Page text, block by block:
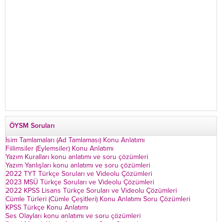
ÖYSM Soruları
İsim Tamlamaları (Ad Tamlaması) Konu Anlatımı
Fiilimsiler (Eylemsiler) Konu Anlatımı
Yazım Kuralları konu anlatımı ve soru çözümleri
Yazım Yanlışları konu anlatımı ve soru çözümleri
2022 TYT Türkçe Soruları ve Videolu Çözümleri
2023 MSÜ Türkçe Soruları ve Videolu Çözümleri
2022 KPSS Lisans Türkçe Soruları ve Videolu Çözümleri
Cümle Türleri (Cümle Çeşitleri) Konu Anlatımı Soru Çözümleri
KPSS Türkçe Konu Anlatımı
Ses Olayları konu anlatımı ve soru çözümleri